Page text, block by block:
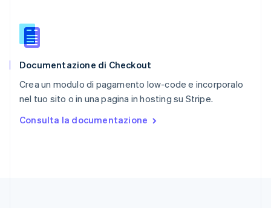
Documentazione di Checkout
Crea un modulo di pagamento low-code e incorporalo
nel tuo sito o in una pagina in hosting su Stripe.
Consulta la documentazione
English
Slovacchia
Slovenia
Spagna
EspañolEnglish
English Español简体中文